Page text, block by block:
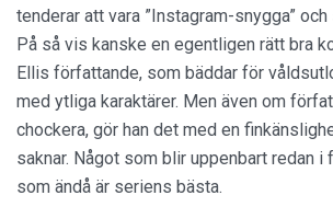
tenderar att vara ”Instagram-snygga”
På så vis kanske en egentligen rätt bra
Ellis författande, som bäddar för
med ytliga karaktärer. Men även om
chockera, gör han det med en
saknar. Något som blir uppenbart redan
som ändå är seriens bästa.